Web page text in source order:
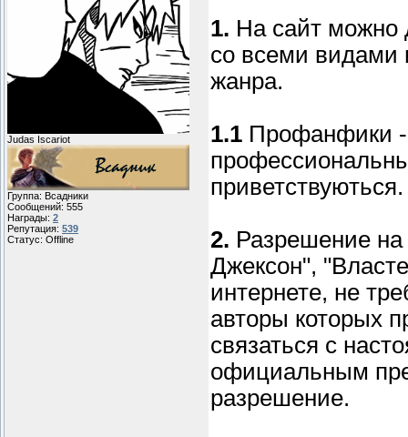
Judas Iscariot
Группа: Всадники
Сообщений: 555
Награды: 2
Репутация: 539
Статус: Offline
1. На сайт можно
со всеми видами
жанра.
1.1 Профанфики
приветствуються.
2. Разрешение
Джексон",
интернете, не
авторы которых
связаться с
официальным
разрешение.